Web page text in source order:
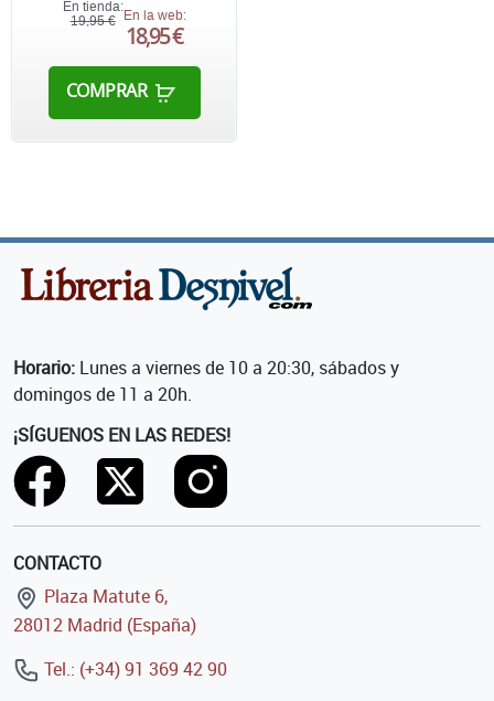
En tienda:
19,95 € En la web:
18,95 €
COMPRAR
Horario: Lunes a viernes de 10 a 20:30, sábados y
domingos de 11 a 20h.
¡SÍGUENOS EN LAS REDES!
CONTACTO
Plaza Matute 6,
28012 Madrid (España)
Tel.: (+34) 91 369 42 90